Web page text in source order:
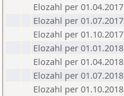
Elozahl per 01.04.2017
Elozahl per 01.07.2017
Elozahl per 01.10.2017
Elozahl per 01.01.2018
Elozahl per 01.04.2018
Elozahl per 01.07.2018
Elozahl per 01.10.2018